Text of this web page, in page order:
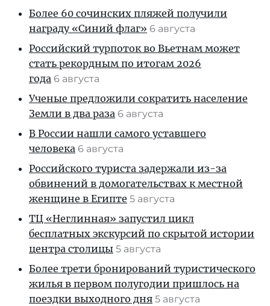
Более 60 сочинских пляжей получили
награду «Синий флаг» 6 августа
Российский турпоток во Вьетнам может
стать рекордным по итогам 2026
года 6 августа
Ученые предложили сократить население
Земли в два раза 6 августа
В России нашли самого уставшего
человека 6 августа
Российского туриста задержали из-за
обвинений в домогательствах к местной
женщине в Египте 5 августа
ТЦ «Неглинная» запустил цикл
бесплатных экскурсий по скрытой истории
центра столицы 5 августа
Более трети бронирований туристического
жилья в первом полугодии пришлось на
поездки выходного дня 5 августа